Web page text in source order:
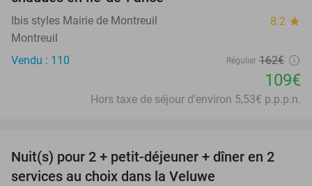
Ibis styles Mairie de Montreuil 8.2 star
Montreuil
Vendu : 110
Régulier 162€
109€
Hors taxe de séjour d'environ 5,53€ p.p.p.n.
22%
Nuit(s) pour 2 + petit-déjeuner + dîner en 2
services au choix dans la Veluwe